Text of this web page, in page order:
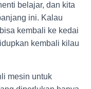
belajar, dan kita
ini. Kalau
kembali ke kedai
kembali kilau
mesin untuk